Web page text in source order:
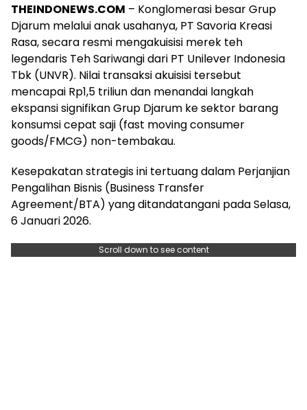
THEINDONEWS.COM – Konglomerasi besar Grup
Djarum melalui anak usahanya, PT Savoria Kreasi
Rasa, secara resmi mengakuisisi merek teh
legendaris Teh Sariwangi dari PT Unilever Indonesia
Tbk (UNVR). Nilai transaksi akuisisi tersebut
mencapai Rp1,5 triliun dan menandai langkah
ekspansi signifikan Grup Djarum ke sektor barang
konsumsi cepat saji (fast moving consumer
goods/FMCG) non-tembakau.
Kesepakatan strategis ini tertuang dalam Perjanjian
Pengalihan Bisnis (Business Transfer
Agreement/BTA) yang ditandatangani pada Selasa,
6 Januari 2026.
Scroll down to see content